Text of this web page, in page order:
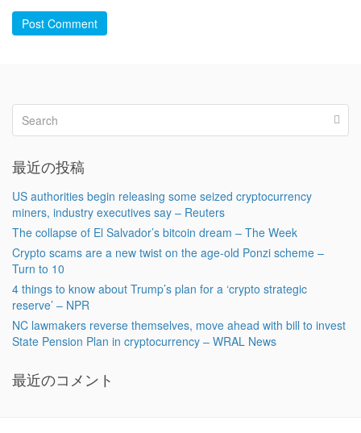
Post Comment
最近の投稿
US authorities begin releasing some seized cryptocurrency
miners, industry executives say – Reuters
The collapse of El Salvador’s bitcoin dream – The Week
Crypto scams are a new twist on the age-old Ponzi scheme –
Turn to 10
4 things to know about Trump’s plan for a ‘crypto strategic
reserve’ – NPR
NC lawmakers reverse themselves, move ahead with bill to invest
State Pension Plan in cryptocurrency – WRAL News
最近のコメント